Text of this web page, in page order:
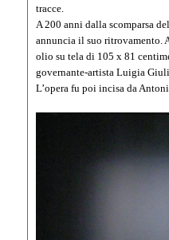
tracce.
A 200 anni dalla scomparsa
annuncia il suo ritrovamento.
olio su tela di 105 x 81
governante-artista Luigia Giuli
L’opera fu poi incisa da